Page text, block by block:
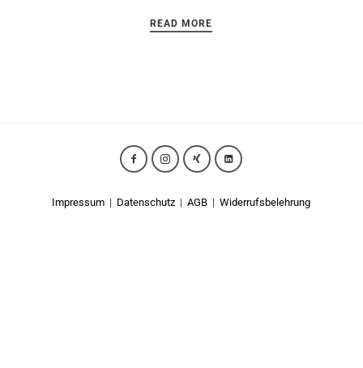
READ MORE
Impressum | Datenschutz |AGB |Widerrufsbelehrung